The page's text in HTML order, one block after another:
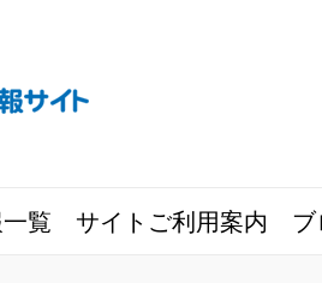
覧 サイトご利用案内